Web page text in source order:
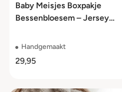
Baby Meisjes Boxpakje
Bessenbloesem – Jersey
Handgemaakt
29,95